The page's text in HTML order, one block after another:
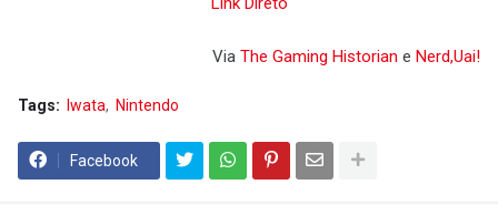
Via The Gaming Historian e Nerd,Uai!
Tags: Iwata Nintendo
Facebook